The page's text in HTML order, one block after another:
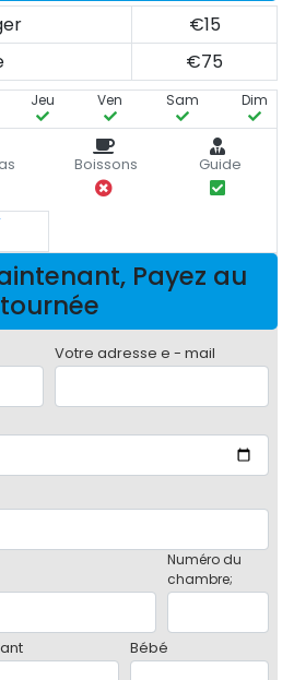
€15
€75
Jeu Ven Sam Dim
Boissons Guide
Payez au
tournée
Votre adresse e - mail
Numéro du
chambre;
Bébé